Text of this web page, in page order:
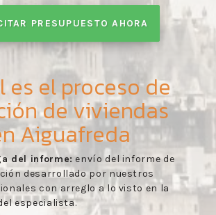
PRESUPUESTO AHORA
es el proceso de
de viviendas
Aiguafreda
del informe: envío del informe de
desarrollado por nuestros
con arreglo a lo visto en la
especialista.